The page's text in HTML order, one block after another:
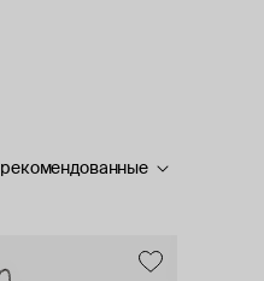
рекомендованные